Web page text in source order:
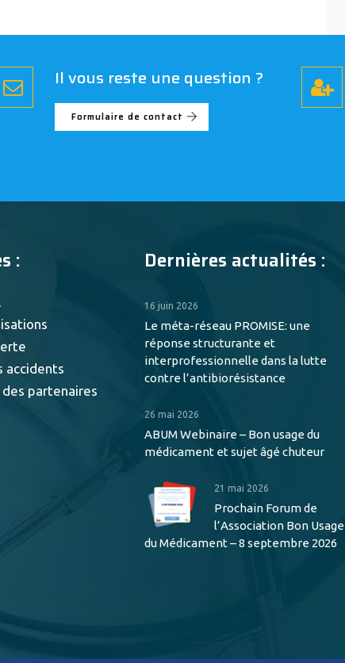
Il vous reste une question ?
Formulaire de contact
:
accidents
partenaires
Dernières actualités :
16 juin 2026
Le méta-réseau PROMISE: une
réponse structurante et
interprofessionnelle dans la lutte
contre l’antibiorésistance
26 mai 2026
ABUM Webinaire – Bon usage du
médicament et sujet âgé chuteur
21 mai 2026
Prochain Forum de
l’Association Bon Usage
du Médicament – 8 septembre 2026